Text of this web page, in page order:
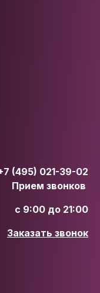
(495) 021-39-02
Прием звонков
с 9:00 до 21:00
Заказать звонок